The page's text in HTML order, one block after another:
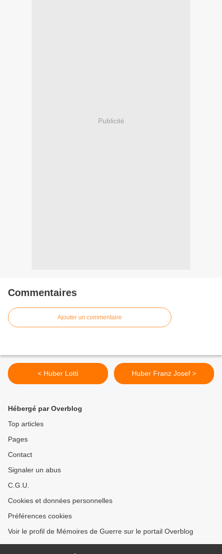
Publicité
Commentaires
Ajouter un commentaire
< Huber Lotti Huber Franz Josef >
Hébergé par Overblog
Top articles
Pages
Contact
Signaler un abus
C.G.U.
Cookies et données personnelles
Préférences cookies
Voir le profil de Mémoires de Guerre sur le portail Overblog